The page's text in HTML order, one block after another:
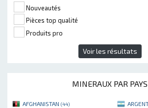
Nouveautés
Pièces top qualité
Produits pro
Voir les résultats
MINERAUX PAR PAYS
AFGHANISTAN (44)